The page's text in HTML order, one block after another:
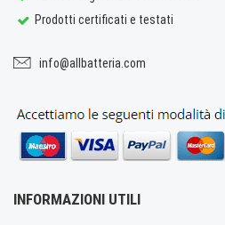
Prodotti certificati e testati
info@allbatteria.com
INFORMAZIONI UTILI